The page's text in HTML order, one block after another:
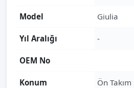
Model Giulia
Yıl Aralığı -
OEM No
Konum Ön Takım